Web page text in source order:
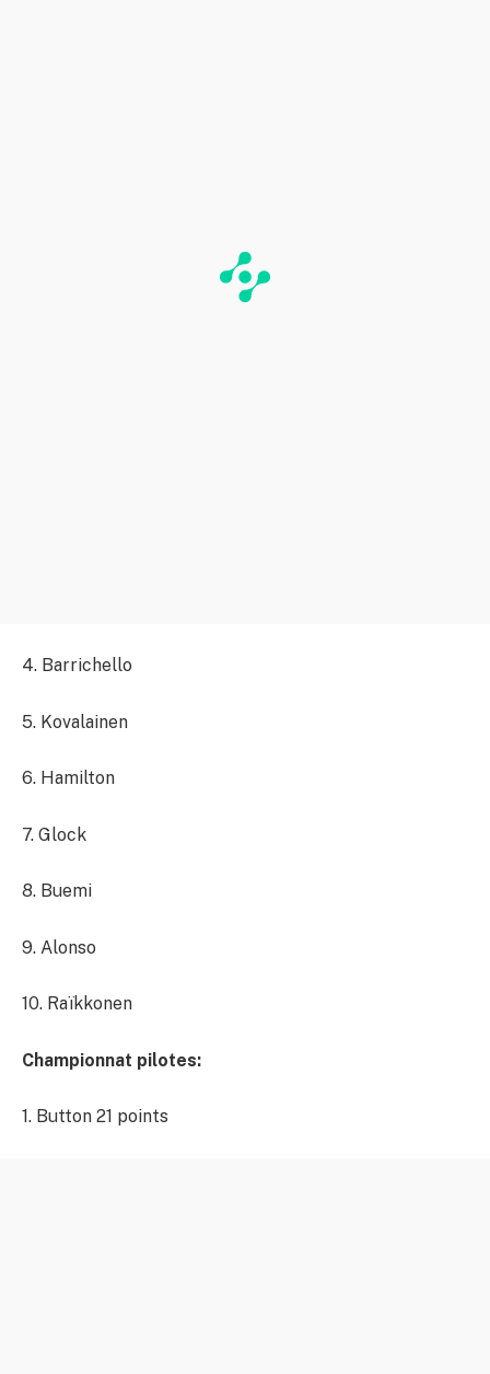
4. Barrichello
5. Kovalainen
6. Hamilton
7. Glock
8. Buemi
9. Alonso
10. Raïkkonen
Championnat pilotes:
1. Button 21 points